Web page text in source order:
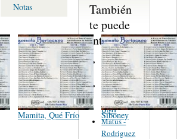
Notas
Mamita, Qué Frío Siboney
También
te puede
interesar...
Martinez,
Felipe
Performance
Music Co.
BMI
Matus -
Rodriguez